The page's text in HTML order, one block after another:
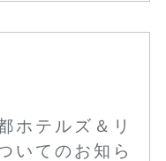
ホテルズ＆リ
いてのお知ら